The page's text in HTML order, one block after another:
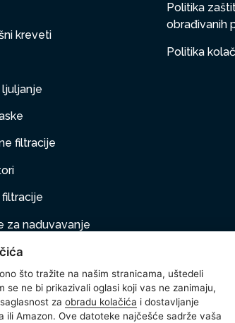
kreveti
filtracije
za naduvavanje
na naduvavanje
oprema
Politika
obrađivanih
Politika
što tražite na našim stranicama, uštedeli
se ne bi prikazivali oglasi koji vas ne zanimaju,
za obradu kolačića i dostavljanje
ili Amazon. Ove datoteke najčešće sadrže vaša